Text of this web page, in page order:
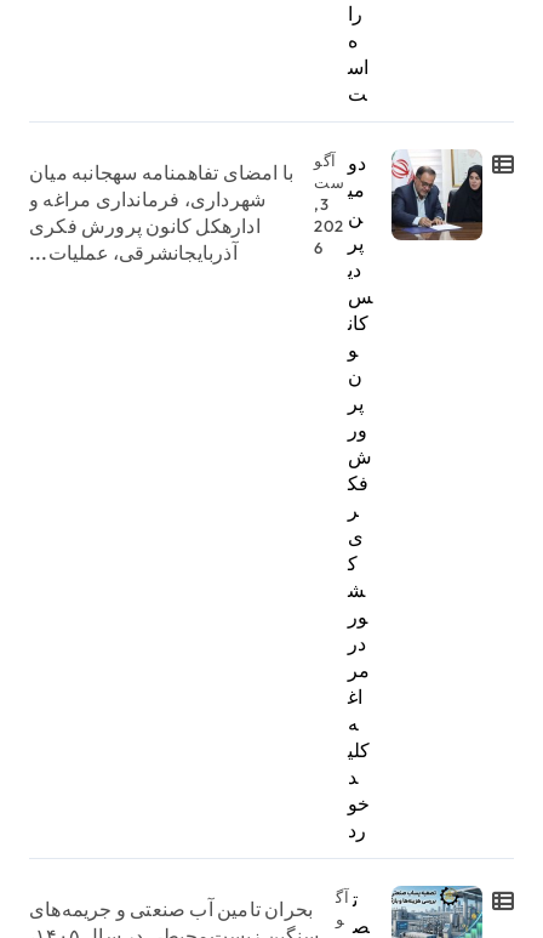
را
ه
اس
ت
دو
می
ن
پر
دی
س
کان
و
ن
پر
ور
ش
فک
ر
ی
ک
ش
ور
در
مر
اغ
ه
کلی
د
خو
رد
آگو
ست
3,
202
6
با امضای تفاهمنامه سهجانبه میان
شهرداری، فرمانداری مراغه و
ادارهکل کانون پرورش فکری
آذربایجانشرقی، عملیات...
ت
ص
آگ
و
بحران تامین آب صنعتی و جریمه‌های